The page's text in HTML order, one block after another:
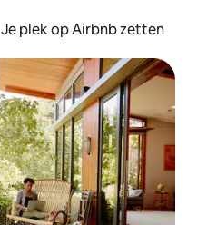
Je plek op Airbnb zetten